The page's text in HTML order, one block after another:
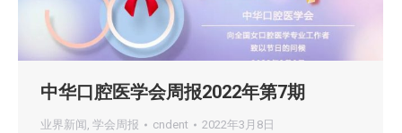
中华口腔医学会周报2022年第7期
业界新闻 , 学会周报 cndent 2022年3月8日